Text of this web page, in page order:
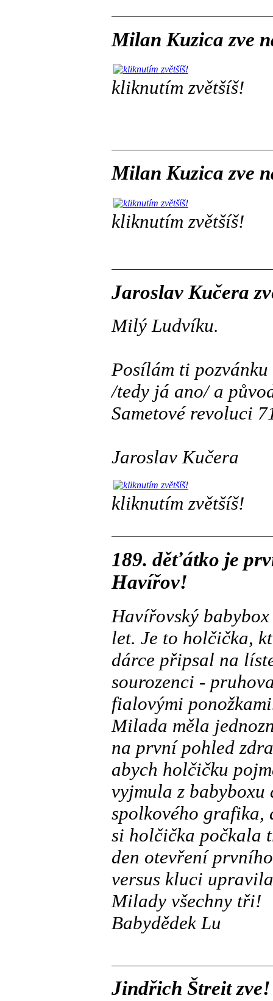
Milan Kuzica zve
kliknutím zvětšíš!
Milan Kuzica zve
kliknutím zvětšíš!
Jaroslav Kučera
Milý Ludvíku.
Posílám ti
/tedy já ano/ a
Sametové revoluci
Jaroslav Kučera
kliknutím zvětšíš!
189. děťátko je
Havířov!
Havířovský
let. Je to holčička,
dárce připsal na
sourozenci -
fialovými
Milada měla
na první pohled
abych holčičku
vyjmula z
spolkového grafika,
si holčička počkala
den otevření
versus kluci
Milady všechny tři!
Babydědek Lu
Jindřich Štreit zve!